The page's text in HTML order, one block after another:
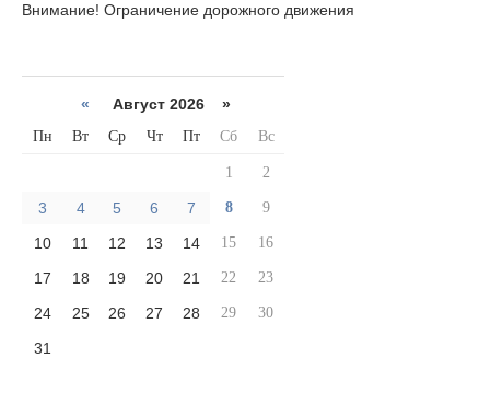
Внимание! Ограничение дорожного движения
« Август 2026 »
Пн Вт Ср Чт Пт Сб Вс
1 2
3 4 5 6 7 8 9
10 11 12 13 14 15 16
17 18 19 20 21 22 23
24 25 26 27 28 29 30
31